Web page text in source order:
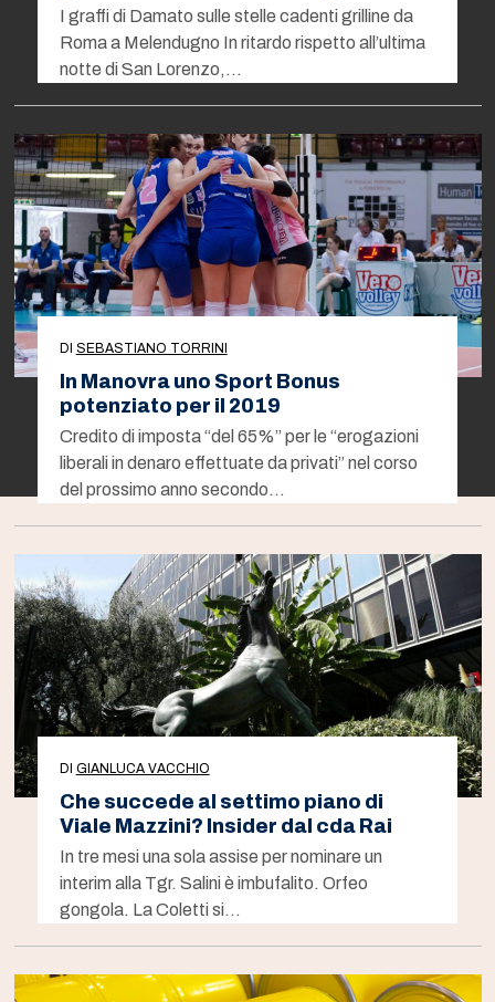
I graffi di Damato sulle stelle cadenti grilline da
Roma a Melendugno In ritardo rispetto all’ultima
notte di San Lorenzo,…
DI SEBASTIANO TORRINI
In Manovra uno Sport Bonus
potenziato per il 2019
Credito di imposta “del 65%” per le “erogazioni
liberali in denaro effettuate da privati” nel corso
del prossimo anno secondo…
DI GIANLUCA VACCHIO
Che succede al settimo piano di
Viale Mazzini? Insider dal cda Rai
In tre mesi una sola assise per nominare un
interim alla Tgr. Salini è imbufalito. Orfeo
gongola. La Coletti si…